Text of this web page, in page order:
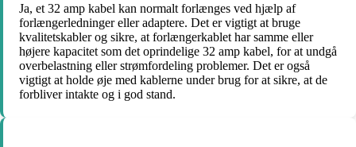
Ja, et 32 amp kabel kan normalt forlænges ved hjælp af
forlængerledninger eller adaptere. Det er vigtigt at bruge
kvalitetskabler og sikre, at forlængerkablet har samme eller
højere kapacitet som det oprindelige 32 amp kabel, for at undgå
overbelastning eller strømfordeling problemer. Det er også
vigtigt at holde øje med kablerne under brug for at sikre, at de
forbliver intakte og i god stand.